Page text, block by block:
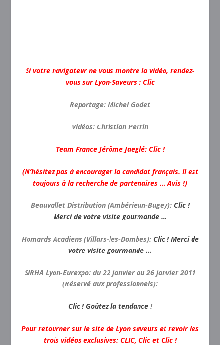
Si votre navigateur ne vous montre la vidéo, rendez-
vous sur Lyon-Saveurs : Clic
Reportage: Michel Godet
Vidéos: Christian Perrin
Team France Jérôme Jaeglé: Clic !
(N’hésitez pas à encourager la candidat français. Il est
toujours à la recherche de partenaires … Avis !)
Beauvallet Distribution (Ambérieun-Bugey): Clic !
Merci de votre visite gourmande …
Homards Acadiens (Villars-les-Dombes): Clic ! Merci de
votre visite gourmande …
SIRHA Lyon-Eurexpo: du 22 janvier au 26 janvier 2011
(Réservé aux professionnels):
Clic ! Goûtez la tendance!
Pour retourner sur le site de Lyon saveurs et revoir les
trois vidéos exclusives: CLIC, Clic et Clic !